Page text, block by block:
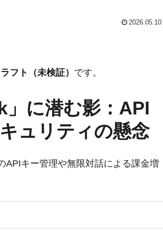
2026.05.10
フト（未検証） です。
に潜む影：API
ュリティの懸念
APIキー管理や無限対話による課金増